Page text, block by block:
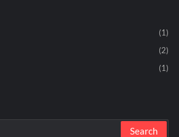
(1)
(2)
(1)